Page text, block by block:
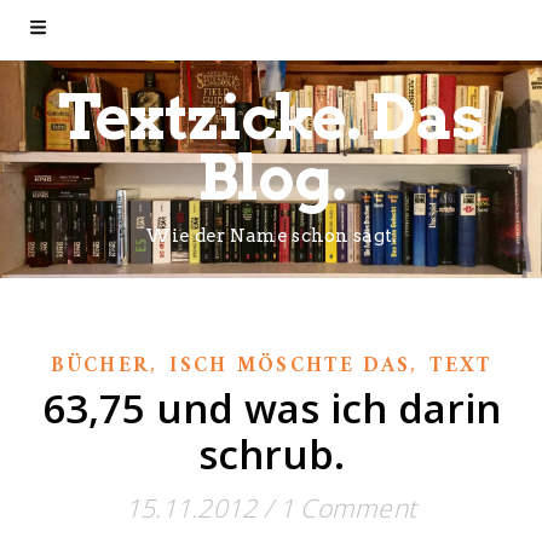
Textzicke. Das
Blog.
Wie der Name schon sagt.
BÜCHER,ISCH MÖSCHTE DAS,TEXT
63,75 und was ich darin
schrub.
15.11.2012/ 1 Comment